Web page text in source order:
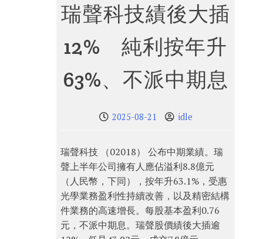
瑞聲科技績後大插
12% 純利按年升
63%、不派中期息
2025-08-21 idle
瑞聲科技 （02018） 公布中期業績。瑞
聲上半年公司擁有人應佔溢利8.8億元
（人民幣，下同），按年升63.1%，受惠
光學業務盈利性持續改善，以及精密結構
件業務的高速增長。每股基本盈利0.76
元，不派中期息。瑞聲股價績後大插逾